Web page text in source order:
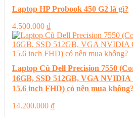
Laptop HP Probook 450 G2 là gì?
4.500.000 ₫
Laptop Cũ Dell Precision 7550
16GB, SSD 512GB, VGA NVIDIA
15.6 inch FHD) có nên mua không?
14.200.000 ₫